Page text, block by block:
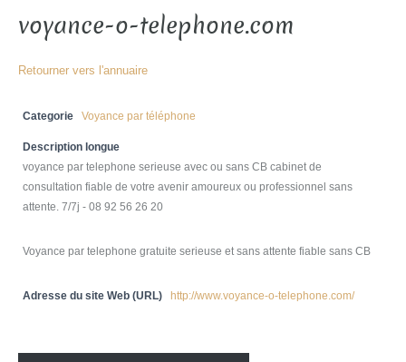
voyance-o-telephone.com
Retourner vers l'annuaire
Categorie Voyance par téléphone
Description longue
voyance par telephone serieuse avec ou sans CB cabinet de
consultation fiable de votre avenir amoureux ou professionnel sans
attente. 7/7j - 08 92 56 26 20
Voyance par telephone gratuite serieuse et sans attente fiable sans CB
Adresse du site Web (URL) http://www.voyance-o-telephone.com/